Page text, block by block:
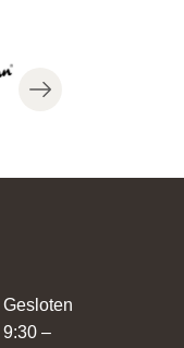
Gesloten
9:30 –